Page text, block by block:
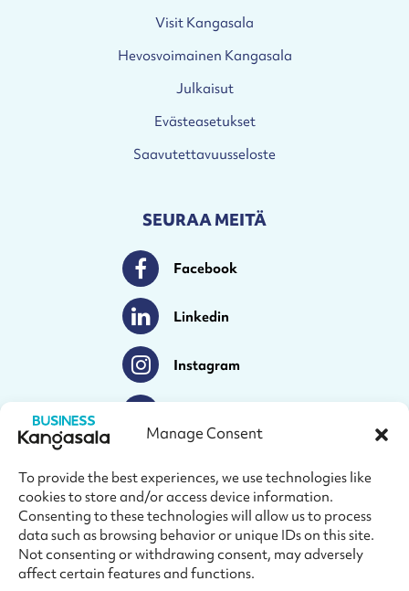
Manage Consent
To provide the best experiences, we use technologies like
cookies to store and/or access device information.
Consenting to these technologies will allow us to process
data such as browsing behavior or unique IDs on this site.
Not consenting or withdrawing consent, may adversely
affect certain features and functions.
Visit Kangasala
Hevosvoimainen Kangasala
Julkaisut
Evästeasetukset
Saavutettavuusseloste
SEURAA MEITÄ
FacebookFacebook
LinkedinLinkedin
InstagramInstagram
© Business Kangasala 2026